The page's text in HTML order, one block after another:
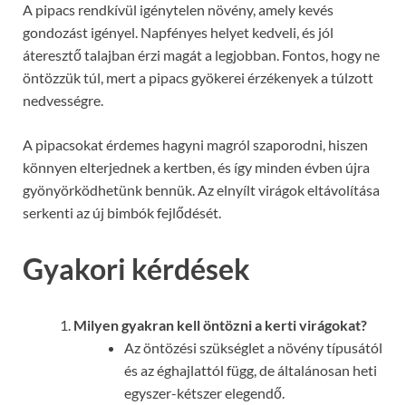
A pipacs rendkívül igénytelen növény, amely kevés
gondozást igényel. Napfényes helyet kedveli, és jól
áteresztő talajban érzi magát a legjobban. Fontos, hogy ne
öntözzük túl, mert a pipacs gyökerei érzékenyek a túlzott
nedvességre.
A pipacsokat érdemes hagyni magról szaporodni, hiszen
könnyen elterjednek a kertben, és így minden évben újra
gyönyörködhetünk bennük. Az elnyílt virágok eltávolítása
serkenti az új bimbók fejlődését.
Gyakori kérdések
Milyen gyakran kell öntözni a kerti virágokat?
Az öntözési szükséglet a növény típusától
és az éghajlattól függ, de általánosan heti
egyszer-kétszer elegendő.